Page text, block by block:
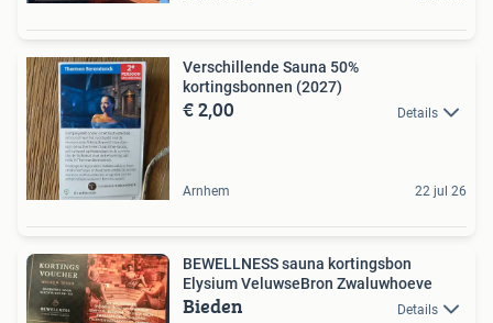
Verschillende Sauna 50%
kortingsbonnen (2027)
€ 2,00 Details
Arnhem 22 jul 26
BEWELLNESS sauna kortingsbon
Elysium VeluwseBron Zwaluwhoeve
Bieden Details